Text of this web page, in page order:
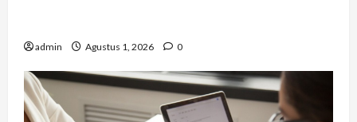
admin Agustus 1, 2026 0